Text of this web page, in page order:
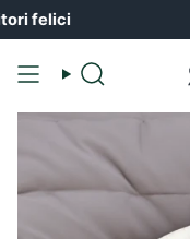
al
Ricerca